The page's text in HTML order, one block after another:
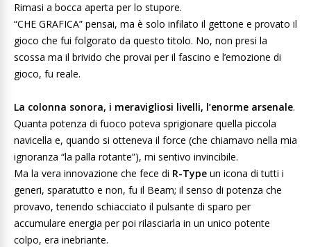
Rimasi a bocca aperta per lo stupore.
“CHE GRAFICA” pensai, ma è solo infilato il gettone e provato il
gioco che fui folgorato da questo titolo. No, non presi la
scossa ma il brivido che provai per il fascino e l’emozione di
gioco, fu reale.
La colonna sonora, i meravigliosi livelli, l’enorme arsenale.
Quanta potenza di fuoco poteva sprigionare quella piccola
navicella e, quando si otteneva il force (che chiamavo nella mia
ignoranza “la palla rotante”), mi sentivo invincibile.
Ma la vera innovazione che fece di R-Type un icona di tutti i
generi, sparatutto e non, fu il Beam; il senso di potenza che
provavo, tenendo schiacciato il pulsante di sparo per
accumulare energia per poi rilasciarla in un unico potente
colpo, era inebriante.